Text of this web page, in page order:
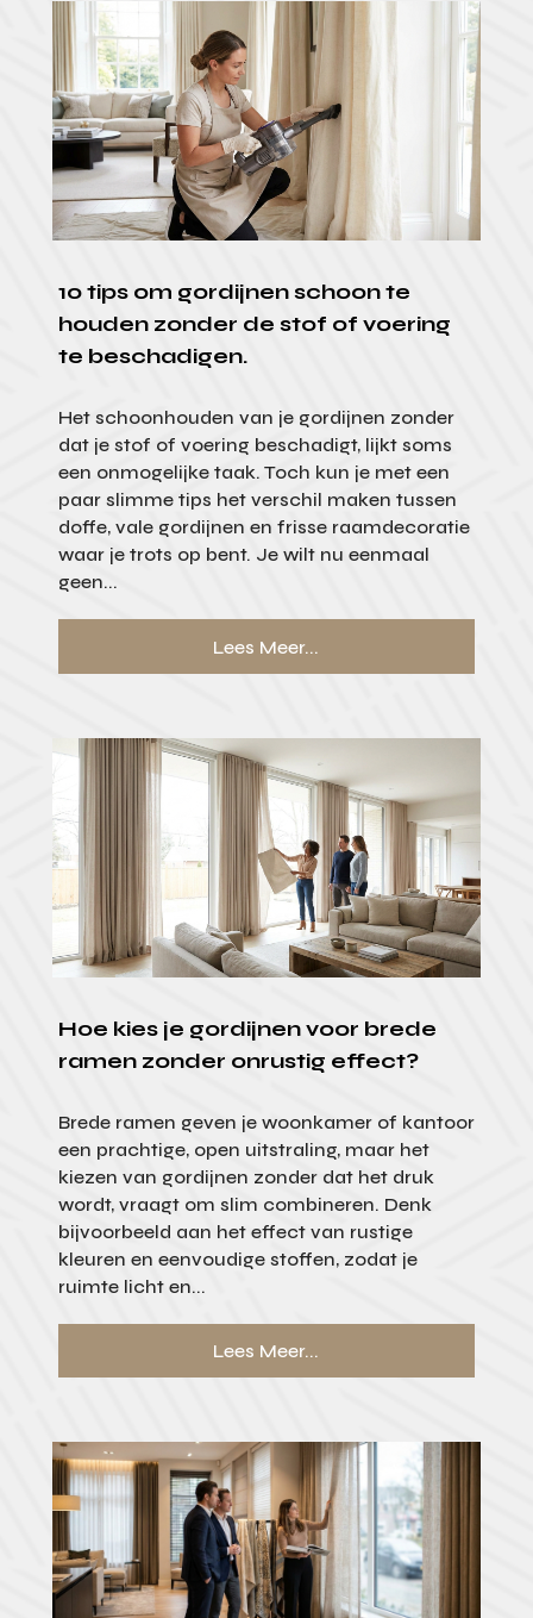
10 tips om gordijnen schoon te
houden zonder de stof of voering
te beschadigen.
Het schoonhouden van je gordijnen zonder
dat je stof of voering beschadigt, lijkt soms
een onmogelijke taak. Toch kun je met een
paar slimme tips het verschil maken tussen
doffe, vale gordijnen en frisse raamdecoratie
waar je trots op bent. Je wilt nu eenmaal
geen...
Lees Meer...
Hoe kies je gordijnen voor brede
ramen zonder onrustig effect?
Brede ramen geven je woonkamer of kantoor
een prachtige, open uitstraling, maar het
kiezen van gordijnen zonder dat het druk
wordt, vraagt om slim combineren. Denk
bijvoorbeeld aan het effect van rustige
kleuren en eenvoudige stoffen, zodat je
ruimte licht en...
Lees Meer...